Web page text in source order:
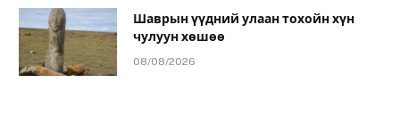
Шаврын үүдний улаан тохойн хүн
чулуун хөшөө
08/08/2026